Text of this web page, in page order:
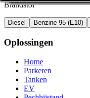
Brandstof
Diesel Benzine 95 (E10)
Oplossingen
Home
Parkeren
Tanken
EV